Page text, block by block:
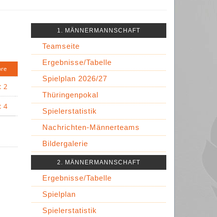
2
4
1. MÄNNERMANNSCHAFT
Teamseite
Ergebnisse/Tabelle
Spielplan 2026/27
Thüringenpokal
Spielerstatistik
Nachrichten-Männerteams
Bildergalerie
2. MÄNNERMANNSCHAFT
Ergebnisse/Tabelle
Spielplan
Spielerstatistik